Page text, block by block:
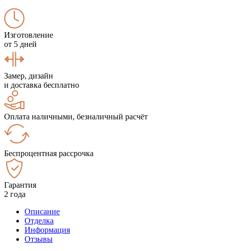
Изготовление
от 5 дней
Замер, дизайн
и доставка бесплатно
Оплата наличными, безналичный расчёт
Беспроцентная рассрочка
Гарантия
2 года
Описание
Отделка
Информация
Отзывы